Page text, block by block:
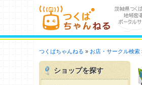
つくばちゃんねる お店・サークル検索
ショップを探す